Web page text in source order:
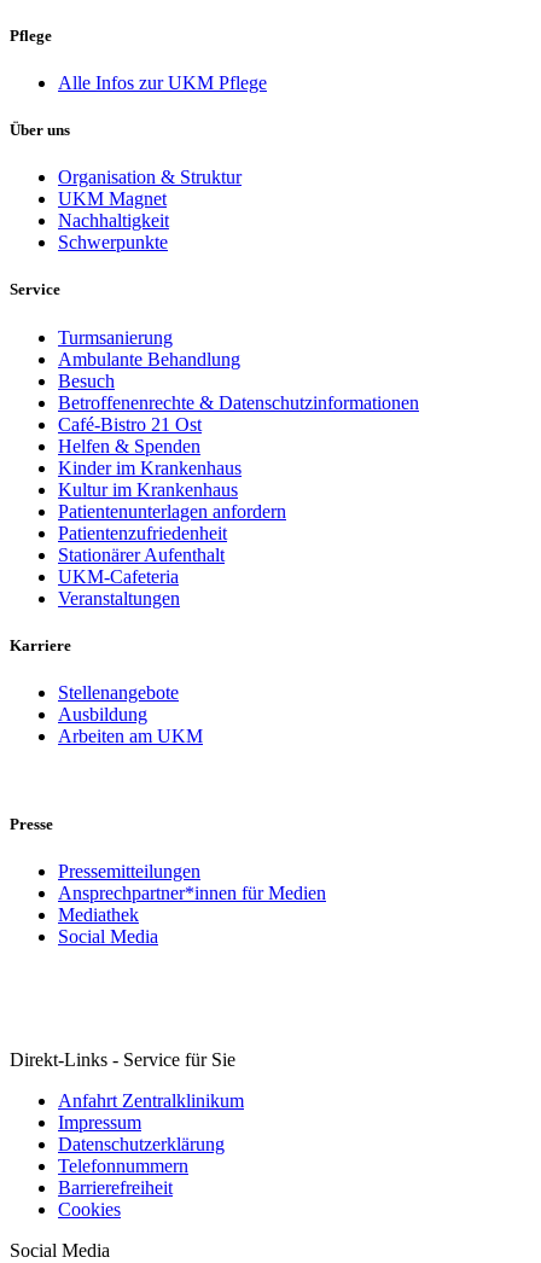
Pflege
Alle Infos zur UKM Pflege
Über uns
Organisation & Struktur
UKM Magnet
Nachhaltigkeit
Schwerpunkte
Service
Turmsanierung
Ambulante Behandlung
Besuch
Betroffenenrechte & Datenschutzinformationen
Café-Bistro 21 Ost
Helfen & Spenden
Kinder im Krankenhaus
Kultur im Krankenhaus
Patientenunterlagen anfordern
Patientenzufriedenheit
Stationärer Aufenthalt
UKM-Cafeteria
Veranstaltungen
Karriere
Stellenangebote
Ausbildung
Arbeiten am UKM
Presse
Pressemitteilungen
Ansprechpartner*innen für Medien
Mediathek
Social Media
Direkt-Links - Service für Sie
Anfahrt Zentralklinikum
Impressum
Datenschutzerklärung
Telefonnummern
Barrierefreiheit
Cookies
Social Media